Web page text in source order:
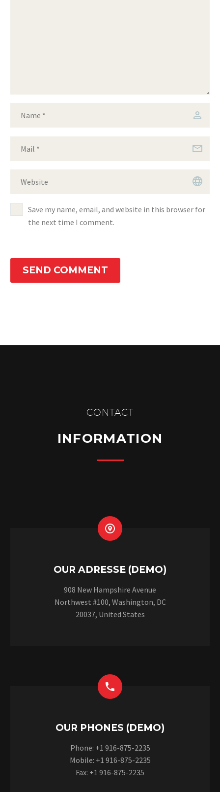
Save my name, email, and website in this browser for
the next time I comment.
SEND COMMENT
CONTACT
INFORMATION


OUR ADRESSE (DEMO)
908 New Hampshire Avenue
Northwest #100, Washington, DC
20037, United States


OUR PHONES (DEMO)
Phone: +1 916-875-2235
Mobile: +1 916-875-2235
Fax: +1 916-875-2235